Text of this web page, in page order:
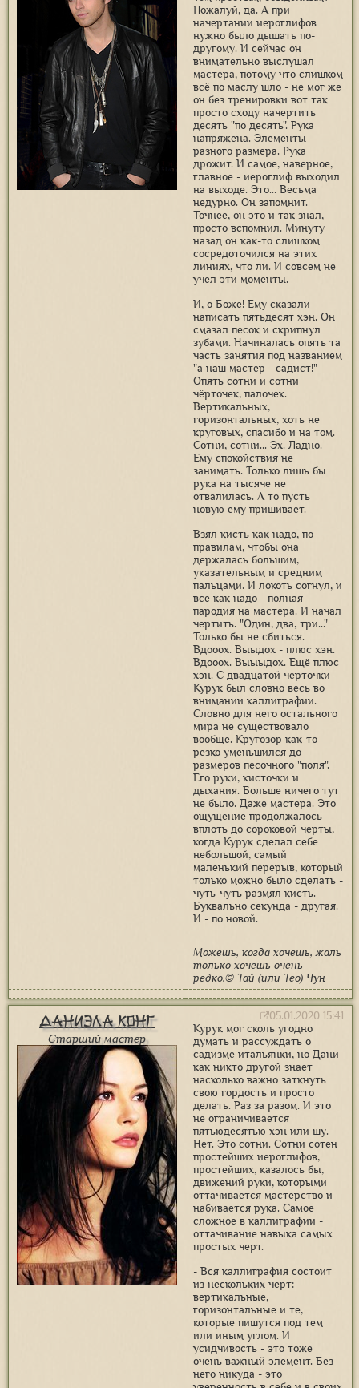
Пожалуй, да. А при
начертании иероглифов
нужно было дышать по-
другому. И сейчас он
внимательно выслушал
мастера, потому что слишком
всё по маслу шло - не мог же
он без тренировки вот так
просто сходу начертить
десять "по десять". Рука
напряжена. Элементы
разного размера. Рука
дрожит. И самое, наверное,
главное - иероглиф выходил
на выходе. Это... Весьма
недурно. Он запомнит.
Точнее, он это и так знал,
просто вспомнил. Минуту
назад он как-то слишком
сосредоточился на этих
линиях, что ли. И совсем не
учёл эти моменты.
И, о Боже! Ему сказали
написать пятьдесят хэн. Он
смазал песок и скрипнул
зубами. Начиналась опять та
часть занятия под названием
"а наш мастер - садист!"
Опять сотни и сотни
чёрточек, палочек.
Вертикальных,
горизонтальных, хоть не
круговых, спасибо и на том.
Сотни, сотни... Эх. Ладно.
Ему спокойствия не
занимать. Только лишь бы
рука на тысяче не
отвалилась. А то пусть
новую ему пришивает.
Взял кисть как надо, по
правилам, чтобы она
держалась большим,
указательным и средним
пальцами. И локоть согнул, и
всё как надо - полная
пародия на мастера. И начал
чертить. "Один, два, три..."
Только бы не сбиться.
Вдооох. Выыдох - плюс хэн.
Вдооох. Выыыдох. Ещё плюс
хэн. С двадцатой чёрточки
Курук был словно весь во
внимании каллиграфии.
Словно для него остального
мира не существовало
вообще. Кругозор как-то
резко уменьшился до
размеров песочного "поля".
Его руки, кисточки и
дыхания. Больше ничего тут
не было. Даже мастера. Это
ощущение продолжалось
вплоть до сороковой черты,
когда Курук сделал себе
небольшой, самый
маленький перерыв, который
только можно было сделать -
чуть-чуть размял кисть.
Буквально секунда - другая.
И - по новой.
Можешь, когда хочешь, жаль
только хочешь очень
редко.© Тай (или Тео) Чун
Даниэла Конг
Старший мастер
05.01.2020 15:41
Курук мог сколь угодно
думать и рассуждать о
садизме итальянки, но Дани
как никто другой знает
насколько важно заткнуть
свою гордость и просто
делать. Раз за разом. И это
не ограничивается
пятьюдесятью хэн или шу.
Нет. Это сотни. Сотни сотен
простейших иероглифов,
простейших, казалось бы,
движений руки, которыми
оттачивается мастерство и
набивается рука. Самое
сложное в каллиграфии -
оттачивание навыка самых
простых черт.
- Вся каллиграфия состоит
из нескольких черт:
вертикальные,
горизонтальные и те,
которые пишутся под тем
или иным углом. И
усидчивость - это тоже
очень важный элемент. Без
него никуда - это